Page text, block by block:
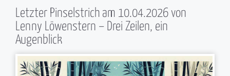
Letzter Pinselstrich am 10.04.2026 von
Lenny Löwenstern – Drei Zeilen, ein
Augenblick